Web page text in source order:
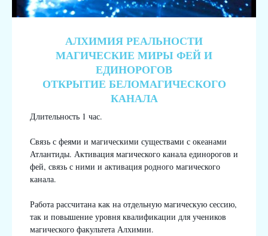
АЛХИМИЯ РЕАЛЬНОСТИ
МАГИЧЕСКИЕ МИРЫ ФЕЙ И
ЕДИНОРОГОВ
ОТКРЫТИЕ БЕЛОМАГИЧЕСКОГО
КАНАЛА
Длительность 1 час.
Связь с феями и магическими существами с океанами
Атлантиды. Активация магического канала единорогов и
фей, связь с ними и активация родного магического
канала.
Работа рассчитана как на отдельную магическую сессию,
так и повышение уровня квалификации для учеников
магического факультета Алхимии.